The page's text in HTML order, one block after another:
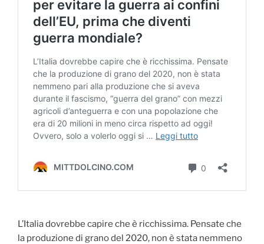
L’Italia dovrebbe capire che è ricchissima. Pensate che
la produzione di grano del 2020, non è stata nemmeno